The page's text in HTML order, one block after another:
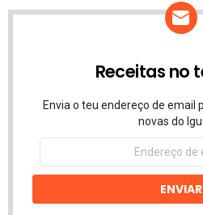
Receitas no
Envia o teu endereço de email
novas do
Endereço
email
ENVIAR